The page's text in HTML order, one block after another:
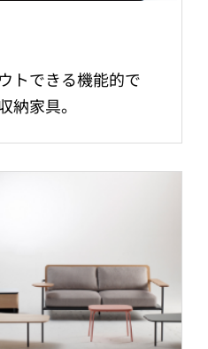
トできる機能的で
納家具。